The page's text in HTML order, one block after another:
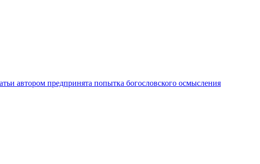
автором предпринята попытка богословского осмысления